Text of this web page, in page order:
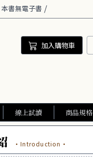
本書無電子書 /
加入購物車
線上試讀 商品規格
·Introduction·